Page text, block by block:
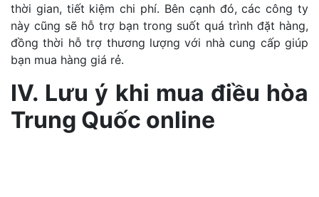
thời gian, tiết kiệm chi phí. Bên cạnh đó, các công ty
này cũng sẽ hỗ trợ bạn trong suốt quá trình đặt hàng,
đồng thời hỗ trợ thương lượng với nhà cung cấp giúp
bạn mua hàng giá rẻ.
IV. Lưu ý khi mua điều hòa
Trung Quốc online